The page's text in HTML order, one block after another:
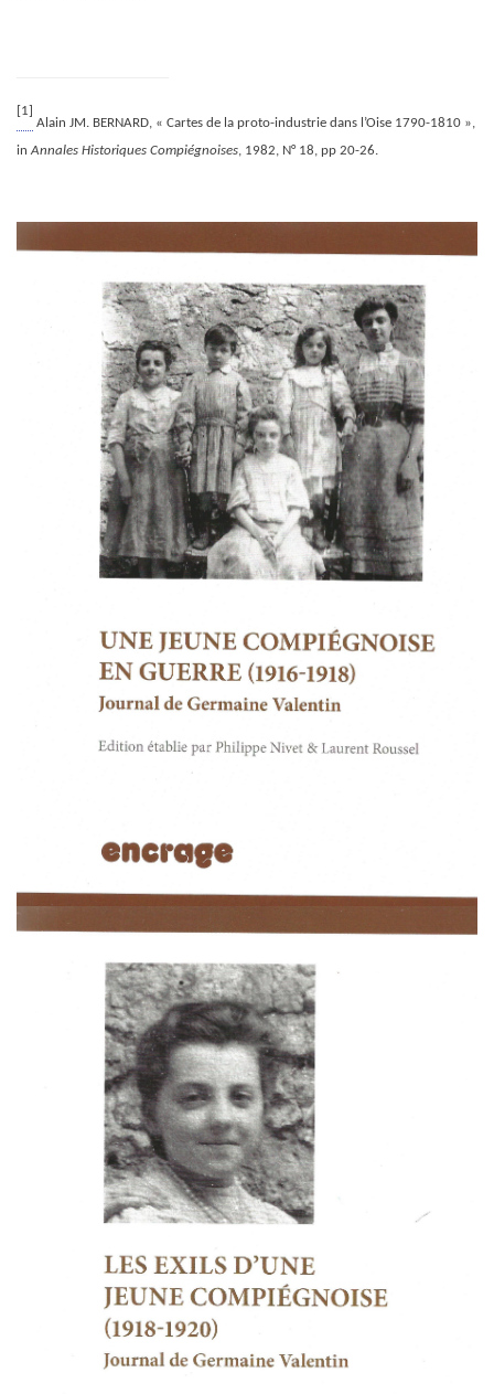
[1]
Alain JM. BERNARD, « Cartes de la proto-industrie dans l’Oise 1790-1810 »,
inAnnales Historiques Compiégnoises, 1982, N° 18, pp 20-26.